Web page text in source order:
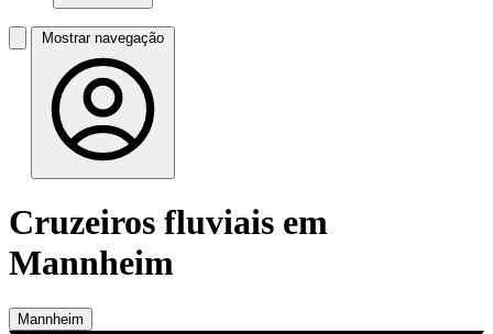
Mostrar navegação
Cruzeiros fluviais em
Mannheim
Mannheim